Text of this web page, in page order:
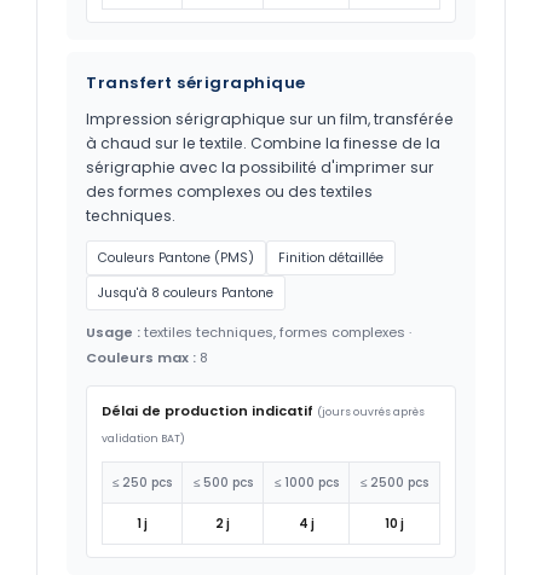
Transfert sérigraphique
Impression sérigraphique sur un film, transférée
à chaud sur le textile. Combine la finesse de la
sérigraphie avec la possibilité d'imprimer sur
des formes complexes ou des textiles
techniques.
Couleurs Pantone (PMS)
Finition détaillée
Jusqu'à 8 couleurs Pantone
Usage :textiles techniques, formes complexes ·
Couleurs max : 8
Délai de production indicatif (jours ouvrés après
validation BAT)
≤ 250 pcs ≤ 500 pcs ≤ 1000 pcs ≤ 2500 pcs
1 j 2 j 4 j 10 j